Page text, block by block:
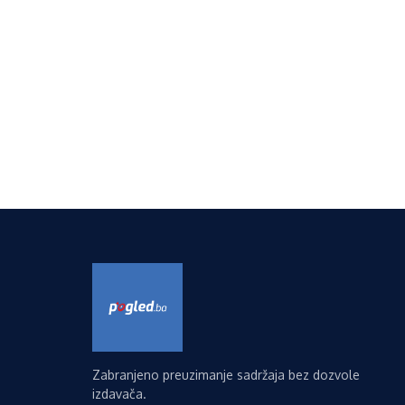
Zabranjeno preuzimanje sadržaja bez dozvole
izdavača.